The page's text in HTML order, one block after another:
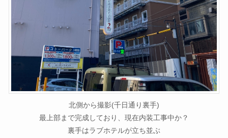
北側から撮影(千日通り裏手)
最上部まで完成しており、現在内装工事中か？
裏手はラブホテルが立ち並ぶ